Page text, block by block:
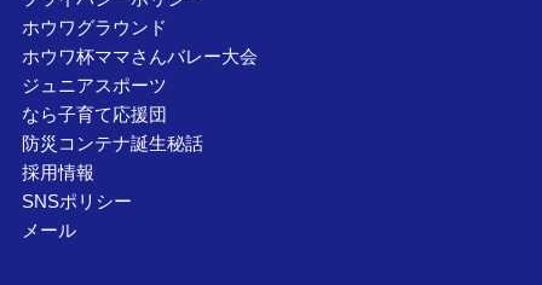
ホウワグラウンド
ホウワ杯ママさんバレー大会
ジュニアスポーツ
なら子育て応援団
防災コンテナ誕生秘話
採用情報
SNSポリシー
メール